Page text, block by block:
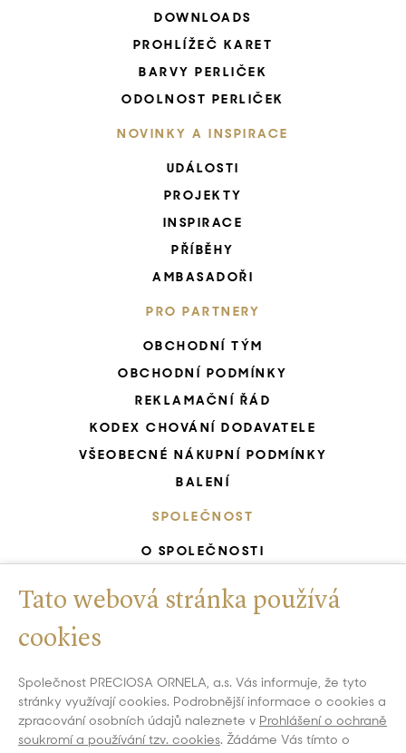
DOWNLOADS
PROHLÍŽEČ KARET
BARVY PERLIČEK
ODOLNOST PERLIČEK
NOVINKY A INSPIRACE
UDÁLOSTI
PROJEKTY
INSPIRACE
PŘÍBĚHY
AMBASADOŘI
PRO PARTNERY
OBCHODNÍ TÝM
OBCHODNÍ PODMÍNKY
REKLAMAČNÍ ŘÁD
KODEX CHOVÁNÍ DODAVATELE
VŠEOBECNÉ NÁKUPNÍ PODMÍNKY
BALENÍ
SPOLEČNOST
O SPOLEČNOSTI
ZELENÁ SPOLEČNOST
CERTIFIKOVANÝ SYSTÉM ŘÍZENÍ
GDPR
WHISTLEBLOWING
NASTAVENÍ COOKIES
Tato webová stránka používá
cookies
Společnost PRECIOSA ORNELA, a.s. Vás informuje, že tyto
stránky využívají cookies. Podrobnější informace o cookies a
zpracování osobních údajů naleznete v Prohlášení o ochraně
soukromí a používání tzv. cookies. Žádáme Vás tímto o